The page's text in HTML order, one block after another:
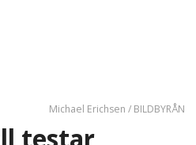
Michael Erichsen / BILDBYRÅN
testar